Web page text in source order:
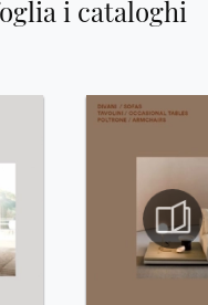
i cataloghi